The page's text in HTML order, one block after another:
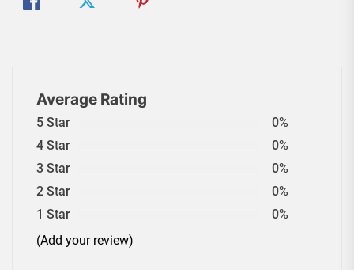
Average Rating
5 Star
0%
4 Star
0%
3 Star
0%
2 Star
0%
1 Star
0%
(Add your review)